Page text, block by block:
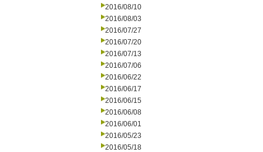
2016/08/10
2016/08/03
2016/07/27
2016/07/20
2016/07/13
2016/07/06
2016/06/22
2016/06/17
2016/06/15
2016/06/08
2016/06/01
2016/05/23
2016/05/18